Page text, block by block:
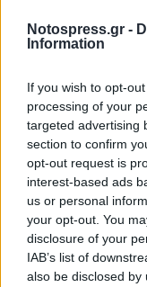
Notospress.gr -
Information
If you wish to opt-
processing of your
targeted advertising
section to confirm
opt-out request is
interest-based ads
us or personal
your opt-out. You
disclosure of your
IAB’s list of
also be disclosed
Μονεμβάσια:
τραγούδια από
08/08/2026 10:40